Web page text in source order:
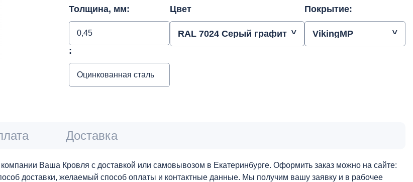
Толщина, мм:
0,45
Цвет
RAL 7024 Серый графит
Покрытие:
VikingMP
:
Оцинкованная сталь
Доставка
Ваша Кровля с доставкой или самовывозом в Екатеринбурге. Оформить заказ можно на сайте:
доставки, желаемый способ оплаты и контактные данные. Мы получим вашу заявку и в рабочее